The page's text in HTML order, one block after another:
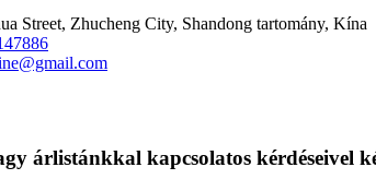
Street, Zhucheng City, Shandong tartomány, Kína
árlistánkkal kapcsolatos kérdéseivel